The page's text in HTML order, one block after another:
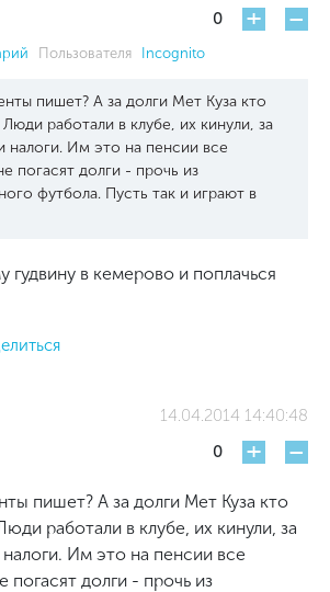
0
+ -
Пользователя Incognito
пишет? А за долги Мет Куза кто
Люди работали в клубе, их кинули, за
налоги. Им это на пенсии все
погасят долги - прочь из
футбола. Пусть так и играют в
гудвину в кемерово и поплачься
14.04.2014 14:40:48
0
+ -
пишет? А за долги Мет Куза кто
работали в клубе, их кинули, за
налоги. Им это на пенсии все
погасят долги - прочь из